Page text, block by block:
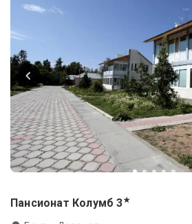
Пансионат Колумб 3★